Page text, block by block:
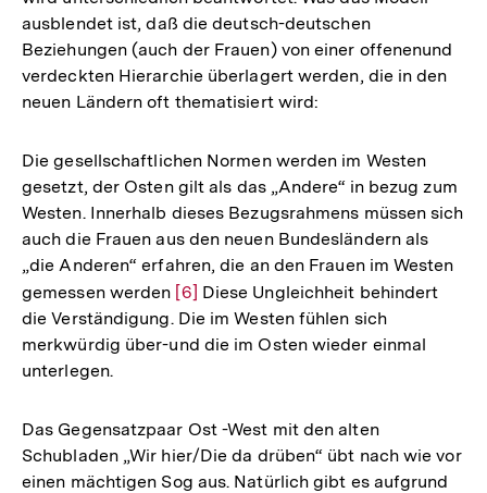
ausblendet ist, daß die deutsch-deutschen
Beziehungen (auch der Frauen) von einer offenenund
verdeckten Hierarchie überlagert werden, die in den
neuen Ländern oft thematisiert wird:
Die gesellschaftlichen Normen werden im Westen
gesetzt, der Osten gilt als das „Andere“ in bezug zum
Westen. Innerhalb dieses Bezugsrahmens müssen sich
auch die Frauen aus den neuen Bundesländern als
„die Anderen“ erfahren, die an den Frauen im Westen
gemessen werden Zur
Auflösung
der
[6] Diese Ungleichheit behindert
die Verständigung. Die im Westen fühlen sich
merkwürdig über-und die im Osten wieder einmal
unterlegen.
Das Gegensatzpaar Ost -West mit den alten
Schubladen „Wir hier/Die da drüben“ übt nach wie vor
einen mächtigen Sog aus. Natürlich gibt es aufgrund